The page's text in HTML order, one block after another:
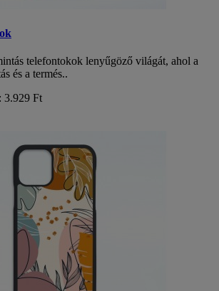
telefontokok lenyűgöző világát, ahol a
és a termés..
3.929 Ft